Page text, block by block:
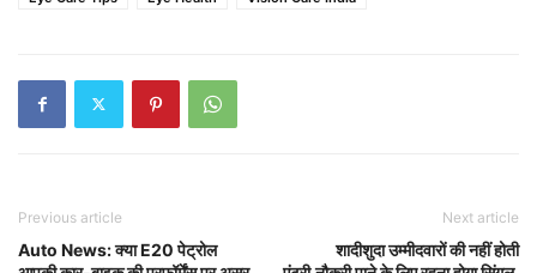
Previous article
Auto News: क्या E20 पेट्रोल
Next article
शादीशुदा उम्मीदवारों की नहीं होती